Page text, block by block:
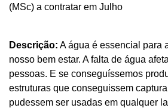
(MSc) a contratar em Julho
Descrição: A água é essencial para
nosso bem estar. A falta de água
pessoas. E se conseguíssemos
estruturas que conseguissem
pudessem ser usadas em qualquer